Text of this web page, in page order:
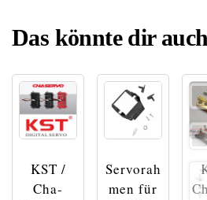
Das könnte dir
KST /
Cha-
Servorah
men für